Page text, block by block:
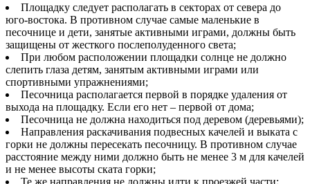
Площадку следует располагать в секторах от севера до
юго-востока. В противном случае самые маленькие в
песочнице и дети, занятые активными играми, должны быть
защищены от жесткого послеполуденного света;
При любом расположении площадки солнце не должно
слепить глаза детям, занятым активными играми или
спортивными упражнениями;
Песочница располагается первой в порядке удаления от
выхода на площадку. Если его нет – первой от дома;
Песочница не должна находиться под деревом (деревьями);
Направления раскачивания подвесных качелей и выката с
горки не должны пересекать песочницу. В противном случае
расстояние между ними должно быть не менее 3 м для качелей
и не менее высоты ската горки;
Те же направления не должны идти к проезжей части;